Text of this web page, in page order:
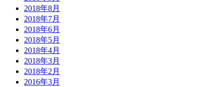
2018年8月
2018年7月
2018年6月
2018年5月
2018年4月
2018年3月
2018年2月
2016年3月